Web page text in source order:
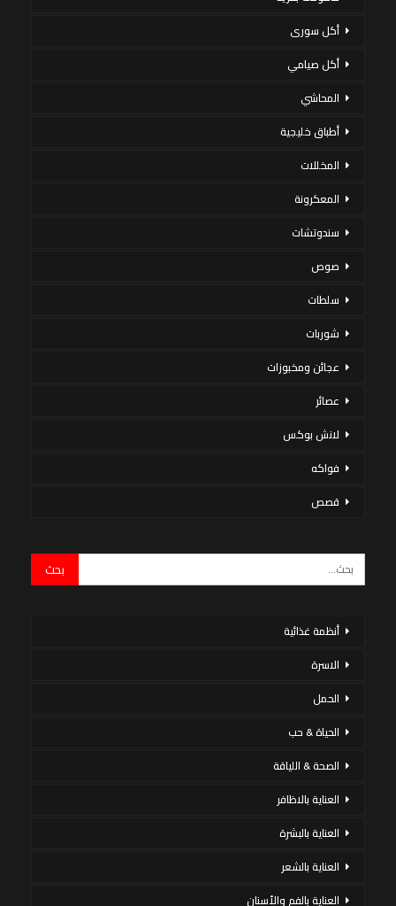
أكل سورى
أكل صيامي
المحاشي
أطباق خليجية
المخللات
المعكرونة
سندوتشات
صوص
سلطات
شوربات
عجائن ومخبوزات
عصائر
لانش بوكس
فواكه
قصص
أنظمة غذائية
الاسرة
الحمل
الحياة & حب
الصحة & اللياقة
العناية بالاظافر
العناية بالبشرة
العناية بالشعر
العناية بالفم والأسنان